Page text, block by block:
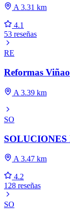
A 3.31 km
4.1
53 reseñas
RE
Reformas Viñao
A 3.39 km
SO
A 3.47 km
4.2
128 reseñas
SO